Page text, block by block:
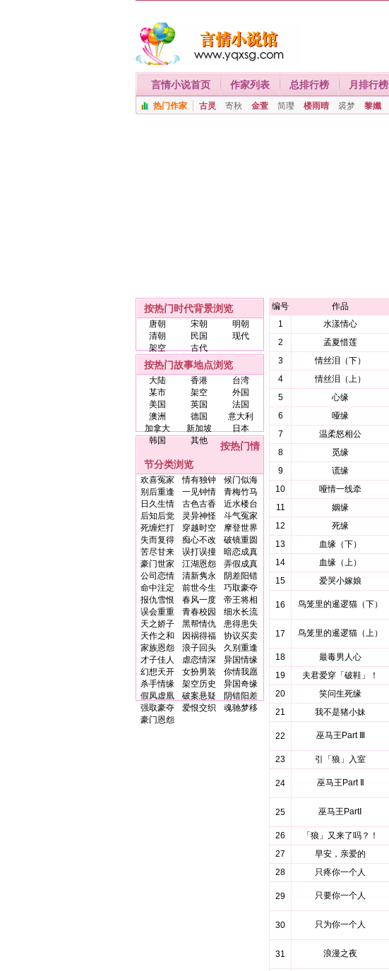
言情小说首页 作家列表 总排行榜 月排行榜
热门作家 古灵 寄秋 金萱 简璎 楼雨晴 裘梦 黎孅
按热门时代背景浏览
唐朝 宋朝
明朝
清朝
民国
现代
架空
古代
按热门故事地点浏览
大陆 香港
台湾
某市
架空
外国
美国
英国
法国
澳洲
德国
意大利
加拿大
新加坡
日本
韩国
其他
按热门情
节分类浏览
欢喜冤家 情有独钟
候门似海
别后重逢
一见钟情
青梅竹马
日久生情
古色古香
近水楼台
后知后觉
灵异神怪
斗气冤家
死缠烂打
穿越时空
摩登世界
失而复得
痴心不改
破镜重圆
苦尽甘来
误打误撞
暗恋成真
豪门世家
江湖恩怨
弄假成真
公司恋情
清新隽永
阴差阳错
命中注定
前世今生
巧取豪夺
报仇雪恨
春风一度
帝王将相
误会重重
青春校园
细水长流
天之娇子
黑帮情仇
患得患失
天作之和
因祸得福
协议买卖
家族恩怨
浪子回头
久别重逢
才子佳人
虐恋情深
异国情缘
幻想天开
女扮男装
你情我愿
杀手情缘
架空历史
异国奇缘
假凤虚凰
破案悬疑
阴错阳差
强取豪夺
爱恨交织
魂驰梦移
豪门恩怨
编号 作品
1
水漾情心
2
孟夏惜莲
3
情丝泪（下）
4
情丝泪（上）
5
心缘
6
哑缘
7
温柔怒相公
8
觅缘
9
谎缘
10
哑情一线牵
11
姻缘
12
死缘
13
血缘（下）
14
血缘（上）
15
爱哭小嫁娘
16 鸟笼里的暹逻猫（下）
17 鸟笼里的暹逻猫（上）
18 最毒男人心
19
夫君爱穿「破鞋」！
20
笑问生死缘
21
我不是猪小妹
22 巫马王Part Ⅲ
23 引「狼」入室
24 巫马王Part Ⅱ
25 巫马王PartⅠ
26 「狼」又来了吗？！
27
早安，亲爱的
28
只疼你一个人
29 只要你一个人
30 只为你一个人
31 浪漫之夜